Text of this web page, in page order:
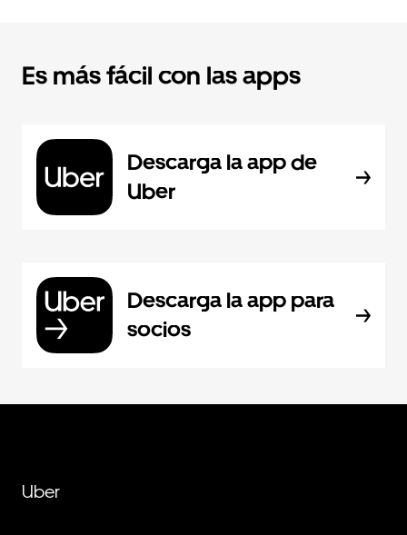
Es más fácil con las apps
Descarga la app de
Uber
Descarga la app para
socios
Uber